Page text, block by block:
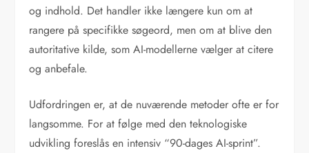
og indhold. Det handler ikke længere kun om at
rangere på specifikke søgeord, men om at blive den
autoritative kilde, som AI-modellerne vælger at citere
og anbefale.
Udfordringen er, at de nuværende metoder ofte er for
langsomme. For at følge med den teknologiske
udvikling foreslås en intensiv “90-dages AI-sprint”.